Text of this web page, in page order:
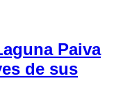
Paiva
de sus